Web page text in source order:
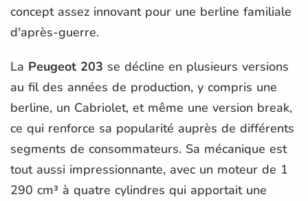
concept assez innovant pour une berline familiale
d'après-guerre.
La Peugeot 203 se décline en plusieurs versions
au fil des années de production, y compris une
berline, un Cabriolet, et même une version break,
ce qui renforce sa popularité auprès de différents
segments de consommateurs. Sa mécanique est
tout aussi impressionnante, avec un moteur de 1
290 cm³ à quatre cylindres qui apportait une